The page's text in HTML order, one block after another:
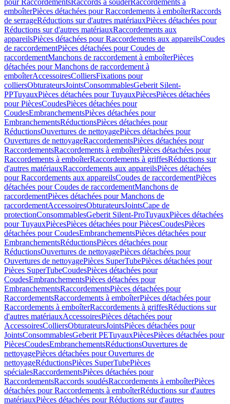
pour RaccordementsRaccords à souderRaccordements à
emboîterPièces détachées pour Raccordements à emboîterRaccords
de serrageRéductions sur d'autres matériauxPièces détachées pour
Réductions sur d'autres matériauxRaccordements aux
appareilsPièces détachées pour Raccordements aux appareilsCoudes
de raccordementPièces détachées pour Coudes de
raccordementManchons de raccordement à emboîterPièces
détachées pour Manchons de raccordement à
emboîterAccessoiresColliersFixations pour
colliersObturateursJointsConsommablesGeberit Silent-
PPTuyauxPièces détachées pour TuyauxPiècesPièces détachées
pour PiècesCoudesPièces détachées pour
CoudesEmbranchementsPièces détachées pour
EmbranchementsRéductionsPièces détachées pour
RéductionsOuvertures de nettoyagePièces détachées pour
Ouvertures de nettoyageRaccordementsPièces détachées pour
RaccordementsRaccordements à emboîterPièces détachées pour
Raccordements à emboîterRaccordements à griffesRéductions sur
d'autres matériauxRaccordements aux appareilsPièces détachées
pour Raccordements aux appareilsCoudes de raccordementPièces
détachées pour Coudes de raccordementManchons de
raccordementPièces détachées pour Manchons de
raccordementAccessoiresObturateursJointsCape de
protectionConsommablesGeberit Silent-ProTuyauxPièces détachées
pour TuyauxPiècesPièces détachées pour PiècesCoudesPièces
détachées pour CoudesEmbranchementsPièces détachées pour
EmbranchementsRéductionsPièces détachées pour
RéductionsOuvertures de nettoyagePièces détachées pour
Ouvertures de nettoyagePièces SuperTubePièces détachées pour
Pièces SuperTubeCoudesPièces détachées pour
CoudesEmbranchementsPièces détachées pour
EmbranchementsRaccordementsPièces détachées pour
RaccordementsRaccordements à emboîterPièces détachées pour
Raccordements à emboîterRaccordements à griffesRéductions sur
d'autres matériauxAccessoiresPièces détachées pour
AccessoiresColliersObturateursJointsPièces détachées pour
JointsConsommablesGeberit PETuyauxPiècesPièces détachées pour
PiècesCoudesEmbranchementsRéductionsOuvertures de
nettoyagePièces détachées pour Ouvertures de
nettoyageRéductionsPièces SuperTubePièces
spécialesRaccordementsPièces détachées pour
RaccordementsRaccords soudésRaccordements à emboîterPièces
détachées pour Raccordements à emboîterRéductions sur d'autres
matériauxPièces détachées pour Réductions sur d'autres